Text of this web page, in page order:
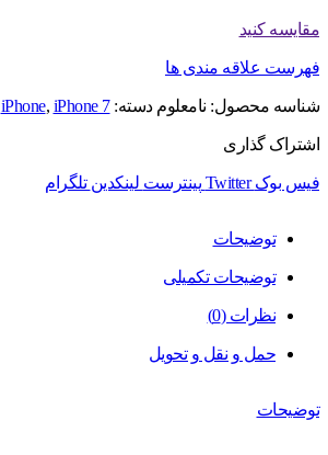
مقایسه کنید
فهرست علاقه مندی ها
شناسه محصول: نامعلوم دسته: iPhone, iPhone 7
اشتراک گذاری
فیس بوک Twitter پینترست لینکدین تلگرام
توضیحات
توضیحات تکمیلی
نظرات (0)
حمل و نقل و تحویل
توضیحات